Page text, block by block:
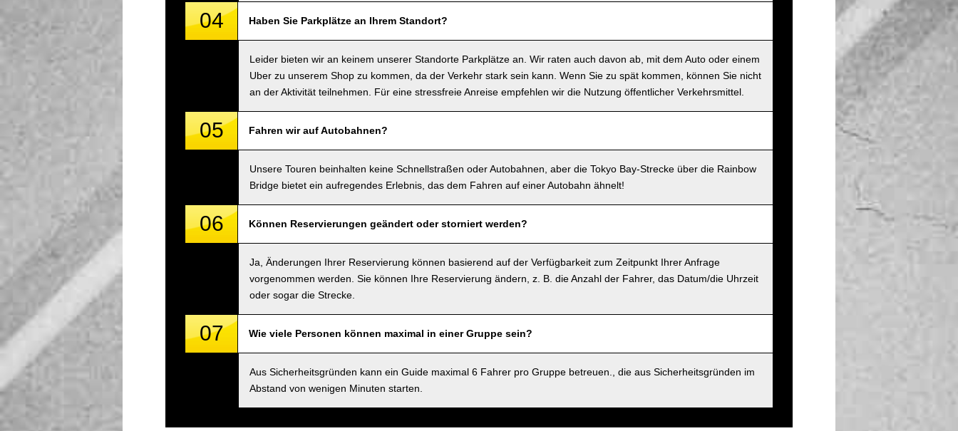
04 Haben Sie Parkplätze an Ihrem Standort?
Leider bieten wir an keinem unserer Standorte Parkplätze an. Wir raten auch davon ab, mit dem Auto oder einem
Uber zu unserem Shop zu kommen, da der Verkehr stark sein kann. Wenn Sie zu spät kommen, können Sie nicht
an der Aktivität teilnehmen. Für eine stressfreie Anreise empfehlen wir die Nutzung öffentlicher Verkehrsmittel.
05 Fahren wir auf Autobahnen?
Unsere Touren beinhalten keine Schnellstraßen oder Autobahnen, aber die Tokyo Bay-Strecke über die Rainbow
Bridge bietet ein aufregendes Erlebnis, das dem Fahren auf einer Autobahn ähnelt!
06 Können Reservierungen geändert oder storniert werden?
Ja, Änderungen Ihrer Reservierung können basierend auf der Verfügbarkeit zum Zeitpunkt Ihrer Anfrage
vorgenommen werden. Sie können Ihre Reservierung ändern, z. B. die Anzahl der Fahrer, das Datum/die Uhrzeit
oder sogar die Strecke.
07 Wie viele Personen können maximal in einer Gruppe sein?
Aus Sicherheitsgründen kann ein Guide maximal 6 Fahrer pro Gruppe betreuen., die aus Sicherheitsgründen im
Abstand von wenigen Minuten starten.